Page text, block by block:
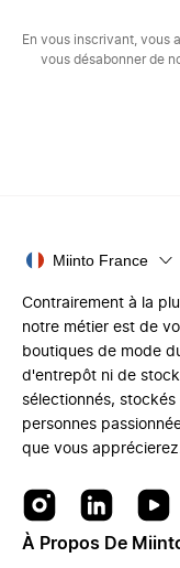
En vous inscrivant, vous
vous désabonner de
Miinto France
Contrairement à la
notre métier est de
boutiques de mode
d'entrepôt ni de
sélectionnés,
personnes
que vous
À Propos De